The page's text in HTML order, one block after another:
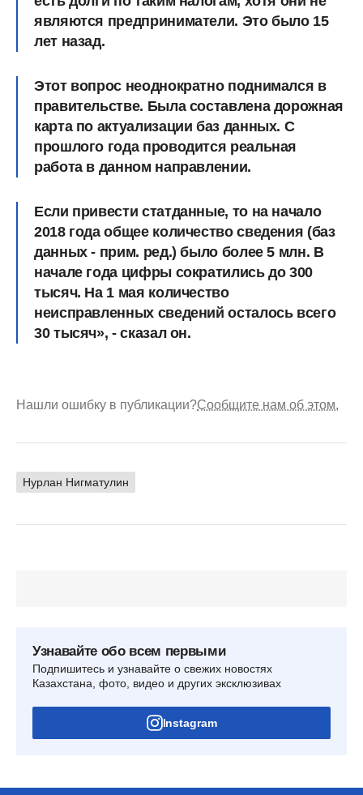
являются предприниматели. Это было 15
лет назад.
Этот вопрос неоднократно поднимался в
правительстве. Была составлена дорожная
карта по актуализации баз данных. С
прошлого года проводится реальная
работа в данном направлении.
Если привести статданные, то на начало
2018 года общее количество сведения (баз
данных - прим. ред.) было более 5 млн. В
начале года цифры сократились до 300
тысяч. На 1 мая количество
неисправленных сведений осталось всего
30 тысяч», - сказал он.
Нашли ошибку в публикации?Сообщите нам об этом.
Нурлан Нигматулин
Узнавайте обо всем первыми
Подпишитесь и узнавайте о свежих новостях
Казахстана, фото, видео и других эксклюзивах
Instagram